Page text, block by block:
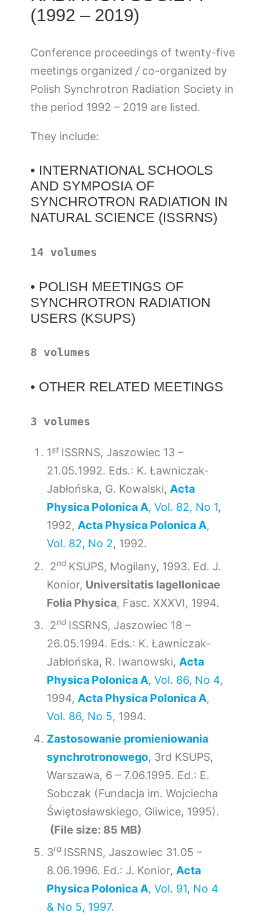
(1992 – 2019)
Conference proceedings of twenty-five
meetings organized /co-organized by
Polish Synchrotron Radiation Society in
the period 1992 – 2019 are listed.
They include:
• INTERNATIONAL SCHOOLS
AND SYMPOSIA OF
SYNCHROTRON RADIATION IN
NATURAL SCIENCE (ISSRNS)
14 volumes
• POLISH MEETINGS OF
SYNCHROTRON RADIATION
USERS (KSUPS)
8 volumes
• OTHER RELATED MEETINGS
3 volumes
1st ISSRNS, Jaszowiec 13 –
21.05.1992. Eds.: K. Ławniczak-
Jabłońska, G. Kowalski, Acta
Physica Polonica A, Vol. 82, No 1,
1992, Acta Physica Polonica A,
Vol. 82, No 2, 1992.
2nd KSUPS, Mogilany, 1993. Ed. J.
Konior, Universitatis Iagellonicae
Folia Physica, Fasc. XXXVI, 1994.
2nd ISSRNS, Jaszowiec 18 –
26.05.1994. Eds.: K. Ławniczak-
Jabłońska, R. Iwanowski, Acta
Physica Polonica A, Vol. 86, No 4,
1994, Acta Physica Polonica A,
Vol. 86, No 5, 1994.
Zastosowanie promieniowania
synchrotronowego, 3rd KSUPS,
Warszawa, 6 – 7.06.1995. Ed.: E.
Sobczak (Fundacja im. Wojciecha
Świętosławskiego, Gliwice, 1995).
(File size: 85 MB)
3rd ISSRNS, Jaszowiec 31.05 –
8.06.1996. Ed.: J. Konior, Acta
Physica Polonica A, Vol. 91, No 4
& No 5, 1997.